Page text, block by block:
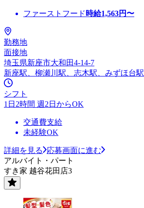
ファーストフード 時給1,563円〜
勤務地
面接地
埼玉県新座市大和田4-14-7
新座駅、柳瀬川駅、志木駅、みずほ台駅
シフト
1日2時間 週2日からOK
交通費支給
未経験OK
詳細を見る
応募画面に進む
アルバイト・パート
すき家 越谷花田店3